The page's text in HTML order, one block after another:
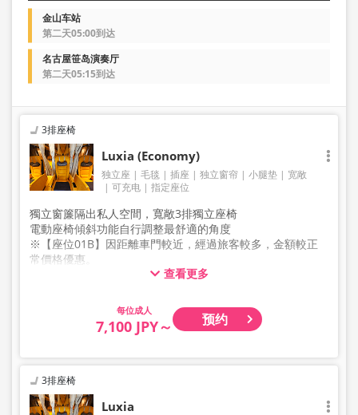
金山车站
第二天05:00到达
名古屋笹岛演奏厅
第二天05:15到达
3排座椅
Luxia (Economy)
独立座 毛毯 插座 独立窗帘 小腿垫
宽敞
可充电
指定座位
獨立窗簾隔出私人空間，寬敞3排獨立座椅
電動座椅傾斜功能自行調整最舒適的角度
※【座位01B】因距離車門較近，經過旅客較多，金額較正
常價格優惠。
※【座位07C】因距離緊急逃生口較近，座椅傾斜角度較為
查看更多
成人
7,100 JPY～ 预约
3排座椅
Luxia